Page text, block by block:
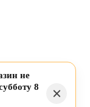
не
8